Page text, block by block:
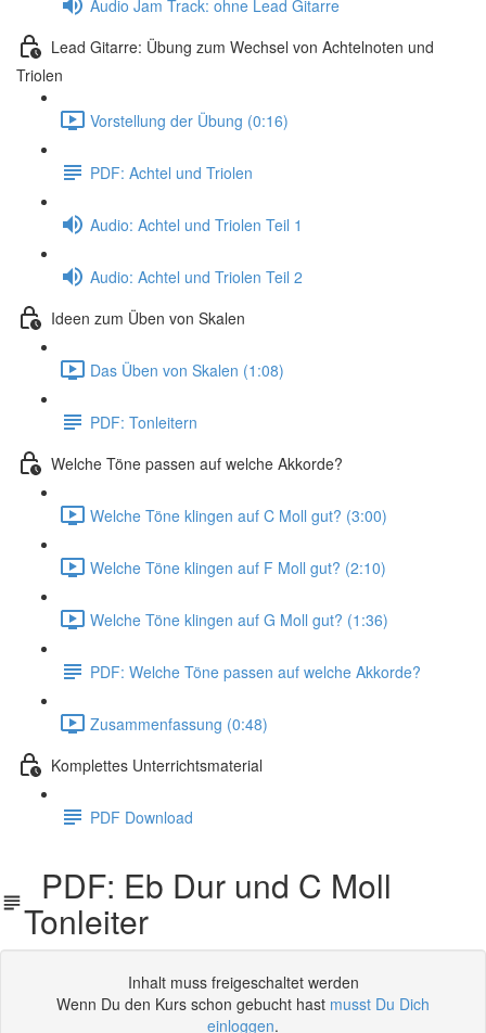
Audio Jam Track: ohne Lead Gitarre
Lead Gitarre: Übung zum Wechsel von Achtelnoten und
Triolen
Vorstellung der Übung (0:16)
PDF: Achtel und Triolen
Audio: Achtel und Triolen Teil 1
Audio: Achtel und Triolen Teil 2
Ideen zum Üben von Skalen
Das Üben von Skalen (1:08)
PDF: Tonleitern
Welche Töne passen auf welche Akkorde?
Welche Töne klingen auf C Moll gut? (3:00)
Welche Töne klingen auf F Moll gut? (2:10)
Welche Töne klingen auf G Moll gut? (1:36)
PDF: Welche Töne passen auf welche Akkorde?
Zusammenfassung (0:48)
Komplettes Unterrichtsmaterial
PDF Download
PDF: Eb Dur und C Moll
Tonleiter
Inhalt muss freigeschaltet werden
Wenn Du den Kurs schon gebucht hast musst Du Dich
einloggen.